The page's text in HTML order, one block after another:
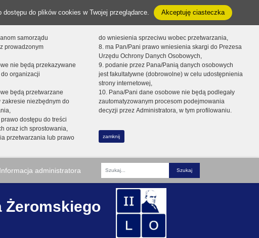
do plików cookies w Twojej przeglądarce. Akceptuję ciasteczka
samorządu
prowadzonym
nie będą przekazywane
organizacji
będą przetwarzane
zakresie niezbędnym do
dostępu do treści
oraz ich sprostowania,
przetwarzania lub prawo
do wniesienia sprzeciwu wobec przetwarzania,
8. ma Pan/Pani prawo wniesienia skargi do Prezesa
Urzędu Ochrony Danych Osobowych,
9. podanie przez Pana/Panią danych osobowych
jest fakultatywne (dobrowolne) w celu udostępnienia
strony internetowej,
10. Pana/Pani dane osobowe nie będą podlegały
zautomatyzowanym procesom podejmowania
decyzji przez Administratora, w tym profilowaniu.
zamknij
Informacja administratora
Fraza
Żeromskiego